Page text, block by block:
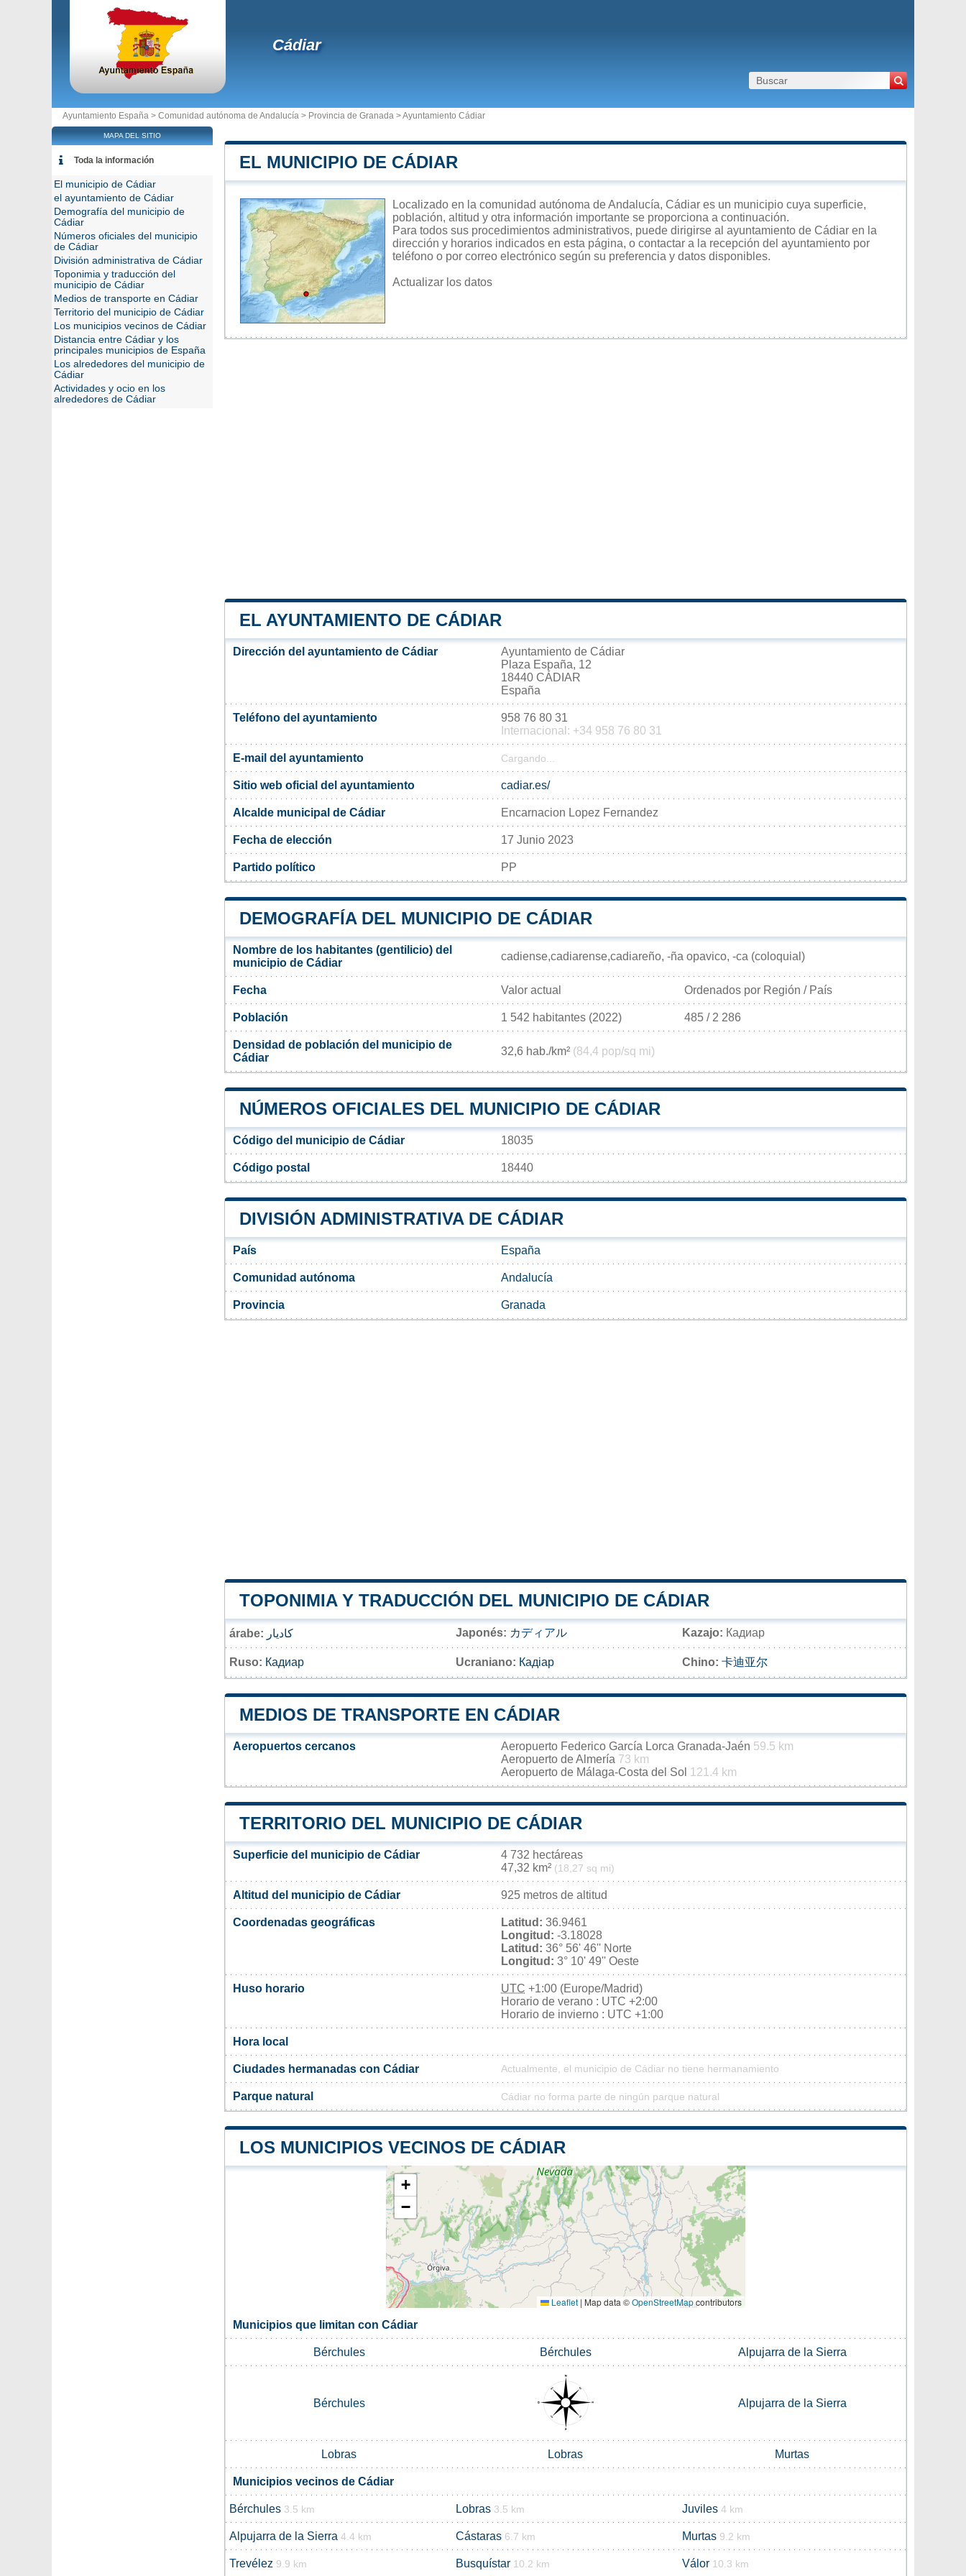
Cádiar
Ayuntamiento España > Comunidad autónoma de Andalucía > Provincia de Granada >Ayuntamiento Cádiar
EL MUNICIPIO DE CÁDIAR
Localizado en la comunidad autónoma de Andalucía, Cádiar es un municipio cuya superficie,
población, altitud y otra información importante se proporciona a continuación.
Para todos sus procedimientos administrativos, puede dirigirse al ayuntamiento de Cádiar en la
dirección y horarios indicados en esta página, o contactar a la recepción del ayuntamiento por
teléfono o por correo electrónico según su preferencia y datos disponibles.
Actualizar los datos
EL AYUNTAMIENTO DE CÁDIAR
Dirección del ayuntamiento de Cádiar
Ayuntamiento de Cádiar
Plaza España, 12
18440 CÁDIAR
España
Teléfono del ayuntamiento
958 76 80 31
Internacional: +34 958 76 80 31
E-mail del ayuntamiento Cargando...
Sitio web oficial del ayuntamiento cadiar.es/
Alcalde municipal de Cádiar Encarnacion Lopez Fernandez
Fecha de elección 17 Junio 2023
Partido político PP
DEMOGRAFÍA DEL MUNICIPIO DE CÁDIAR
Nombre de los habitantes (gentilicio) del
municipio de Cádiar
cadiense,cadiarense,cadiareño, -ña opavico, -ca (coloquial)
Fecha Valor actual Ordenados por Región / País
Población 1 542 habitantes (2022) 485 / 2 286
Densidad de población del municipio de
Cádiar
32,6 hab./km² (84,4 pop/sq mi)
NÚMEROS OFICIALES DEL MUNICIPIO DE CÁDIAR
Código del municipio de Cádiar 18035
Código postal 18440
DIVISIÓN ADMINISTRATIVA DE CÁDIAR
País España
Comunidad autónoma Andalucía
Provincia Granada
TOPONIMIA Y TRADUCCIÓN DEL MUNICIPIO DE CÁDIAR
árabe: كاديار Japonés: カディアル Kazajo: Кадиар
Ruso: Кадиар Ucraniano: Кадіар Chino: 卡迪亚尔
MEDIOS DE TRANSPORTE EN CÁDIAR
Aeropuertos cercanos Aeropuerto Federico García Lorca Granada-Jaén 59.5 km
Aeropuerto de Almería 73 km
Aeropuerto de Málaga-Costa del Sol 121.4 km
TERRITORIO DEL MUNICIPIO DE CÁDIAR
Superficie del municipio de Cádiar
4 732 hectáreas
47,32 km² (18,27 sq mi)
Altitud del municipio de Cádiar 925 metros de altitud
Coordenadas geográficas Latitud: 36.9461
Longitud: -3.18028
Latitud: 36° 56' 46'' Norte
Longitud: 3° 10' 49'' Oeste
Huso horario UTC +1:00 (Europe/Madrid)
Horario de verano : UTC +2:00
Horario de invierno : UTC +1:00
Hora local
Ciudades hermanadas con Cádiar Actualmente, el municipio de Cádiar no tiene hermanamiento
Parque natural Cádiar no forma parte de ningún parque natural
LOS MUNICIPIOS VECINOS DE CÁDIAR
+
−
Leaflet | Map data ©OpenStreetMapcontributors
Municipios que limitan con Cádiar
Bérchules Bérchules Alpujarra de la Sierra
Bérchules Alpujarra de la Sierra
Lobras Lobras Murtas
Municipios vecinos de Cádiar
Bérchules 3.5 km Lobras 3.5 km Juviles 4 km
Alpujarra de la Sierra 4.4 km Cástaras 6.7 km Murtas 9.2 km
Trevélez 9.9 km Busquístar 10.2 km Válor 10.3 km
MAPA DEL SITIO
Toda la información
El municipio de Cádiar
el ayuntamiento de Cádiar
Demografía del municipio de
Cádiar
Números oficiales del municipio
de Cádiar
División administrativa de Cádiar
Toponimia y traducción del
municipio de Cádiar
Medios de transporte en Cádiar
Territorio del municipio de Cádiar
Los municipios vecinos de Cádiar
Distancia entre Cádiar y los
principales municipios de España
Los alrededores del municipio de
Cádiar
Actividades y ocio en los
alrededores de Cádiar